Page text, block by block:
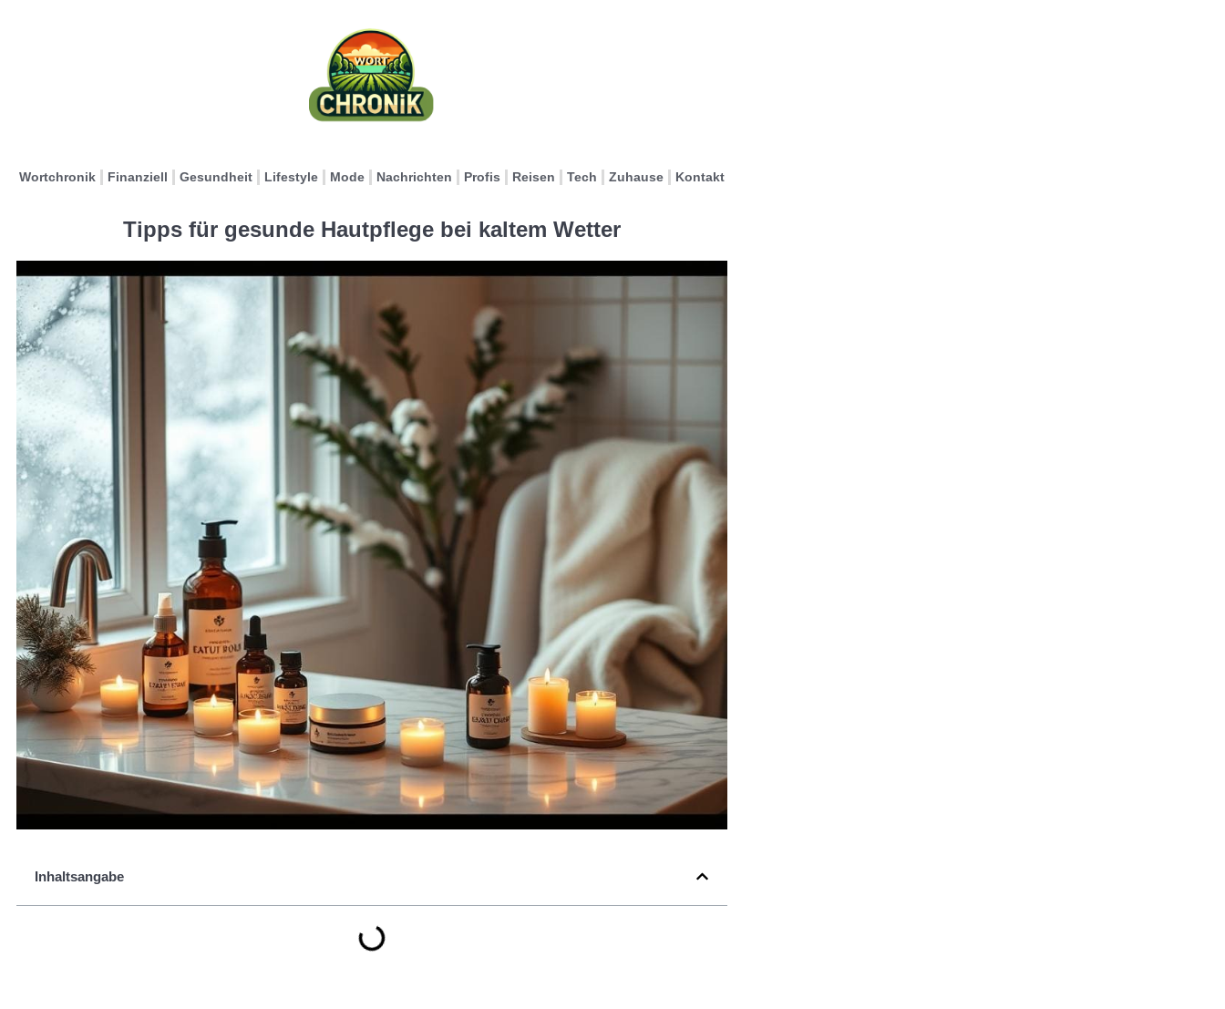
Wortchronik Finanziell Gesundheit Lifestyle Mode Nachrichten Profis Reisen Tech Zuhause Kontakt
Tipps für gesunde Hautpflege bei kaltem Wetter
Inhaltsangabe